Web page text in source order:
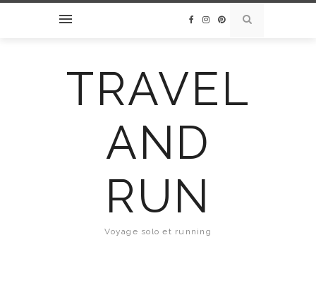
TRAVEL
AND
RUN
Voyage solo et running